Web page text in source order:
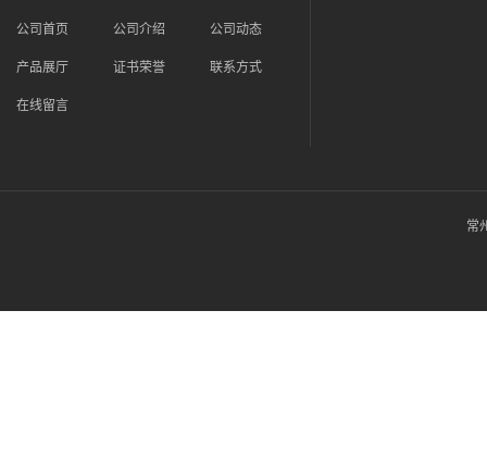
公司首页 公司介绍 公司动态
产品展厅 证书荣誉 联系方式
在线留言
常